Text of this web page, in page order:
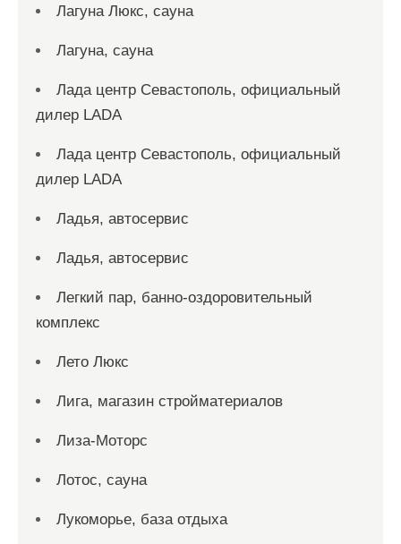
Лагуна Люкс, сауна
Лагуна, сауна
Лада центр Севастополь, официальный
дилер LADA
Лада центр Севастополь, официальный
дилер LADA
Ладья, автосервис
Ладья, автосервис
Легкий пар, банно-оздоровительный
комплекс
Лето Люкс
Лига, магазин стройматериалов
Лиза-Моторс
Лотос, сауна
Лукоморье, база отдыха